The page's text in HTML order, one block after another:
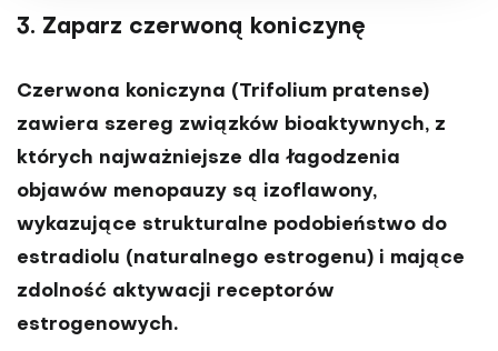
3. Zaparz czerwoną koniczynę
Czerwona koniczyna (Trifolium pratense)
zawiera szereg związków bioaktywnych, z
których najważniejsze dla łagodzenia
objawów menopauzy są izoflawony,
wykazujące strukturalne podobieństwo do
estradiolu (naturalnego estrogenu) i mające
zdolność aktywacji receptorów
estrogenowych.